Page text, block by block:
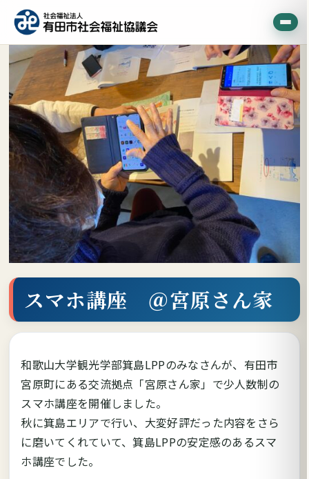
スマホ講座 ＠宮原さん家
和歌山大学観光学部箕島LPPのみなさんが、有田市
宮原町にある交流拠点「宮原さん家」で少人数制の
スマホ講座を開催しました。
秋に箕島エリアで行い、大変好評だった内容をさら
に磨いてくれていて、箕島LPPの安定感のあるスマ
ホ講座でした。